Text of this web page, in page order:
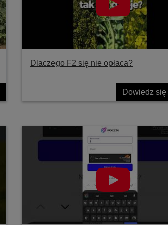
Dlaczego F2 się nie opłaca?
Dowiedz